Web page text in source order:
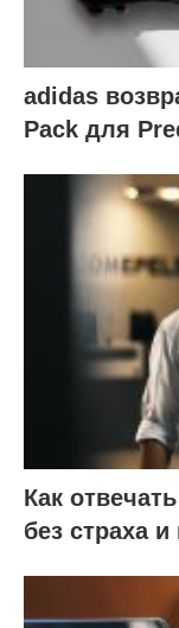
adidas
Pack для
Как
без страха